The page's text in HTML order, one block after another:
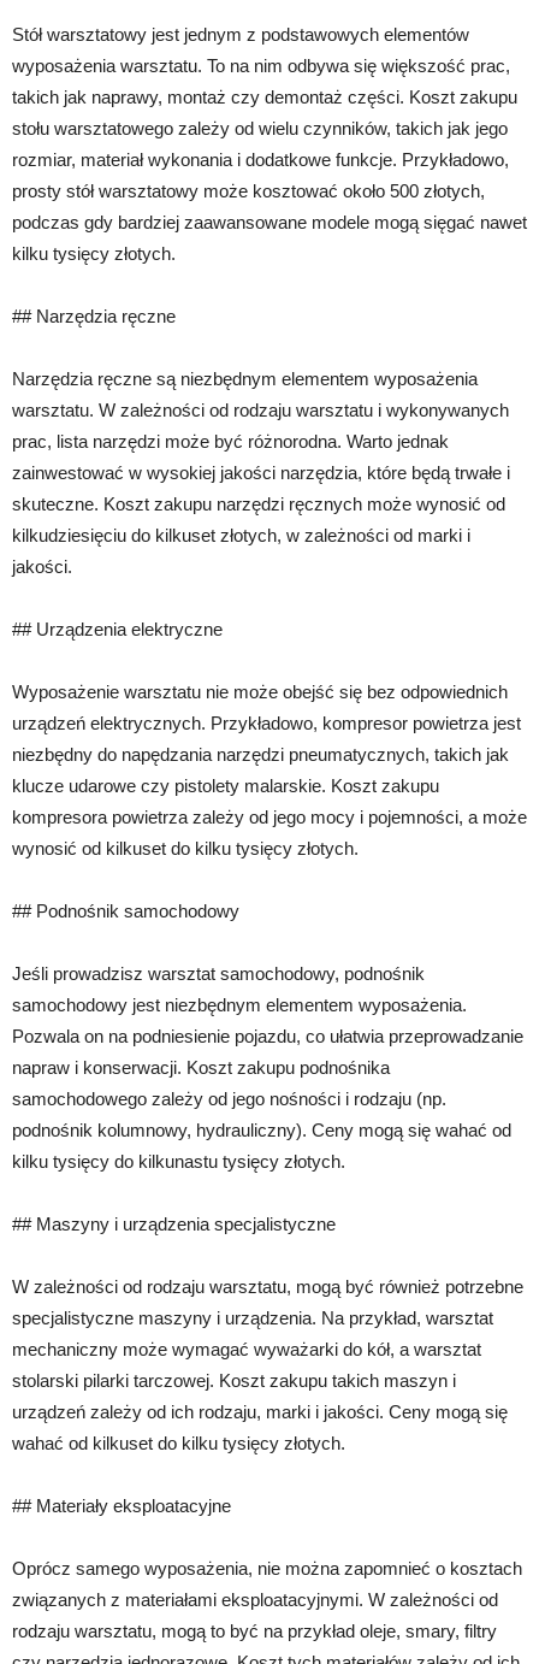
Stół warsztatowy jest jednym z podstawowych elementów
wyposażenia warsztatu. To na nim odbywa się większość prac,
takich jak naprawy, montaż czy demontaż części. Koszt zakupu
stołu warsztatowego zależy od wielu czynników, takich jak jego
rozmiar, materiał wykonania i dodatkowe funkcje. Przykładowo,
prosty stół warsztatowy może kosztować około 500 złotych,
podczas gdy bardziej zaawansowane modele mogą sięgać nawet
kilku tysięcy złotych.
## Narzędzia ręczne
Narzędzia ręczne są niezbędnym elementem wyposażenia
warsztatu. W zależności od rodzaju warsztatu i wykonywanych
prac, lista narzędzi może być różnorodna. Warto jednak
zainwestować w wysokiej jakości narzędzia, które będą trwałe i
skuteczne. Koszt zakupu narzędzi ręcznych może wynosić od
kilkudziesięciu do kilkuset złotych, w zależności od marki i
jakości.
## Urządzenia elektryczne
Wyposażenie warsztatu nie może obejść się bez odpowiednich
urządzeń elektrycznych. Przykładowo, kompresor powietrza jest
niezbędny do napędzania narzędzi pneumatycznych, takich jak
klucze udarowe czy pistolety malarskie. Koszt zakupu
kompresora powietrza zależy od jego mocy i pojemności, a może
wynosić od kilkuset do kilku tysięcy złotych.
## Podnośnik samochodowy
Jeśli prowadzisz warsztat samochodowy, podnośnik
samochodowy jest niezbędnym elementem wyposażenia.
Pozwala on na podniesienie pojazdu, co ułatwia przeprowadzanie
napraw i konserwacji. Koszt zakupu podnośnika
samochodowego zależy od jego nośności i rodzaju (np.
podnośnik kolumnowy, hydrauliczny). Ceny mogą się wahać od
kilku tysięcy do kilkunastu tysięcy złotych.
## Maszyny i urządzenia specjalistyczne
W zależności od rodzaju warsztatu, mogą być również potrzebne
specjalistyczne maszyny i urządzenia. Na przykład, warsztat
mechaniczny może wymagać wyważarki do kół, a warsztat
stolarski pilarki tarczowej. Koszt zakupu takich maszyn i
urządzeń zależy od ich rodzaju, marki i jakości. Ceny mogą się
wahać od kilkuset do kilku tysięcy złotych.
## Materiały eksploatacyjne
Oprócz samego wyposażenia, nie można zapomnieć o kosztach
związanych z materiałami eksploatacyjnymi. W zależności od
rodzaju warsztatu, mogą to być na przykład oleje, smary, filtry